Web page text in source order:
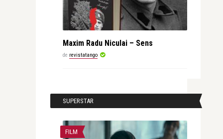
Maxim Radu Niculai – Sens
de revistatango
SUPERSTAR
FILM